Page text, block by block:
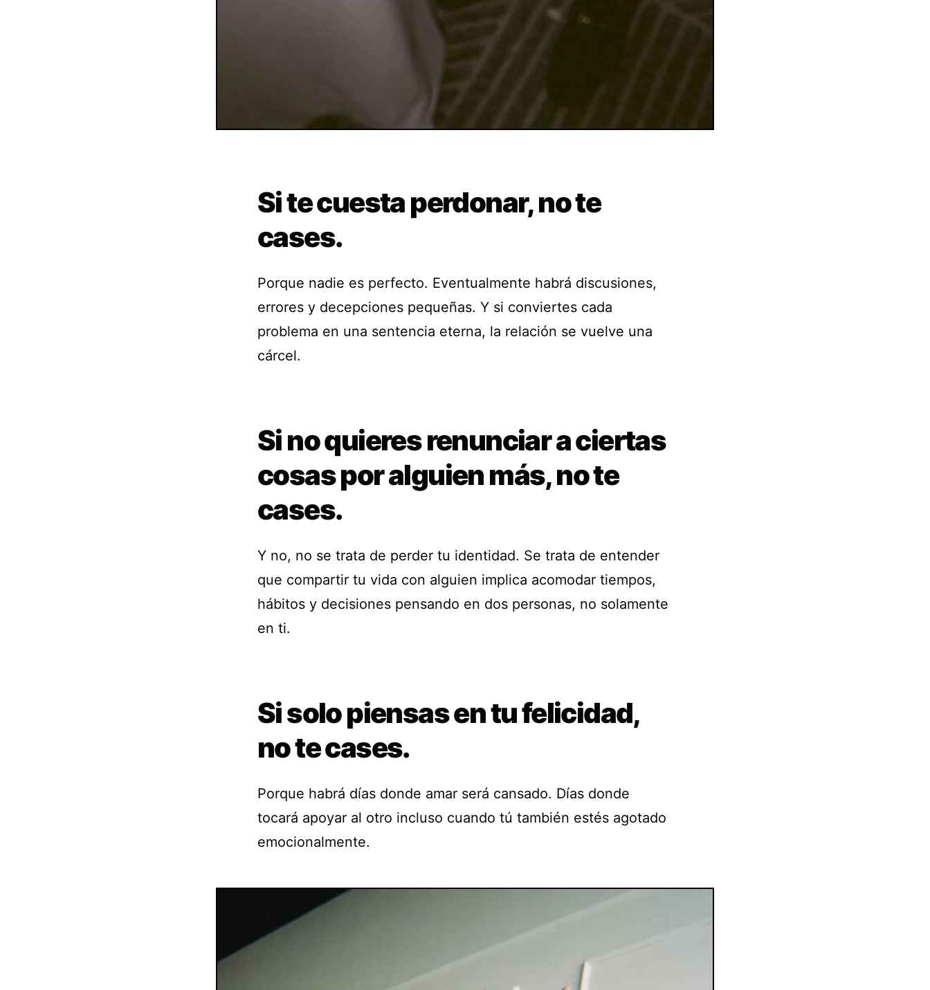
Si te cuesta perdonar, no te
cases.
Porque nadie es perfecto. Eventualmente habrá discusiones,
errores y decepciones pequeñas. Y si conviertes cada
problema en una sentencia eterna, la relación se vuelve una
cárcel.
Si no quieres renunciar a ciertas
cosas por alguien más, no te
cases.
Y no, no se trata de perder tu identidad. Se trata de entender
que compartir tu vida con alguien implica acomodar tiempos,
hábitos y decisiones pensando en dos personas, no solamente
en ti.
Si solo piensas en tu felicidad,
no te cases.
Porque habrá días donde amar será cansado. Días donde
tocará apoyar al otro incluso cuando tú también estés agotado
emocionalmente.